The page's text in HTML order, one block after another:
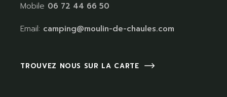
Mobile 06 72 44 66 50
Email: camping@moulin-de-chaules.com
TROUVEZ NOUS SUR LA CARTE